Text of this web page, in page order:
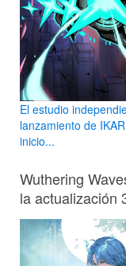
El estudio
lanzamiento de
inicio...
Wuthering
la actualización